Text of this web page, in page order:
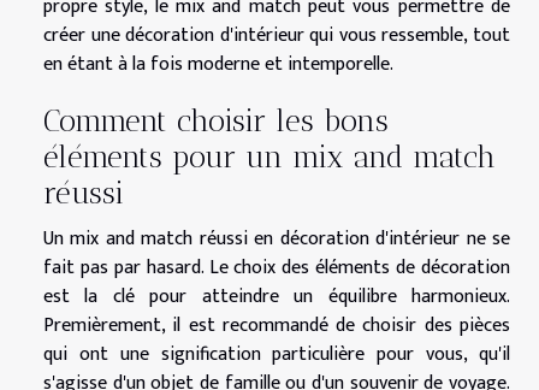
créer une décoration d'intérieur qui vous ressemble, tout
en étant à la fois moderne et intemporelle.
Comment choisir les bons
éléments pour un mix and match
réussi
Un mix and match réussi en décoration d'intérieur ne se
fait pas par hasard. Le choix des éléments de décoration
est la clé pour atteindre un équilibre harmonieux.
Premièrement, il est recommandé de choisir des pièces
qui ont une signification particulière pour vous, qu'il
s'agisse d'un objet de famille ou d'un souvenir de voyage.